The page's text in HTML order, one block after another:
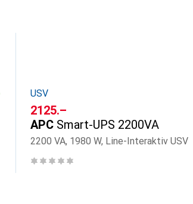
USV
CHF
2125.–
APC Smart-UPS 2200VA
2200 VA, 1980 W, Line-Interaktiv USV